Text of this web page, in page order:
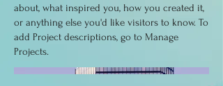
about, what inspired you, how you created it,
or anything else you'd like visitors to know. To
add Project descriptions, go to Manage
Projects.